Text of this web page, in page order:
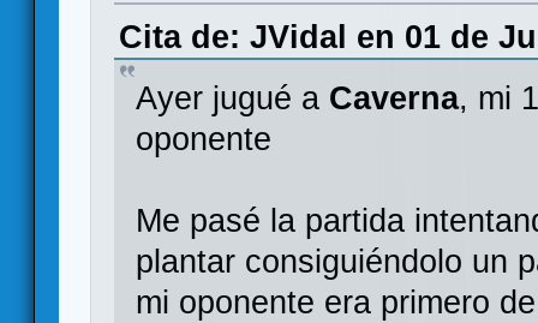
Cita de: JVidal en 01 de
Ayer jugué a Caverna, mi
oponente
Me pasé la partida
plantar consiguiéndolo un
mi oponente era primero